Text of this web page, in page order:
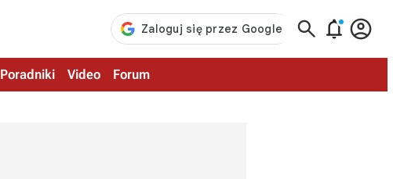
  
Poradniki Video Forum